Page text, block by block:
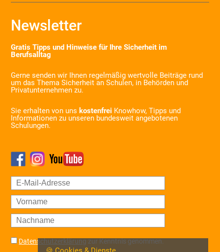
Newsletter
Gratis Tipps und Hinweise für Ihre Sicherheit im
Berufsalltag
Gerne senden wir Ihnen regelmäßig wertvolle Beiträge rund
um das Thema Sicherheit an Schulen, in Behörden und
Privatunternehmen zu.
Sie erhalten von uns kostenfrei Knowhow, Tipps und
Informationen zu unseren bundesweit angebotenen
Schulungen.
Datenschutzerklärung zur Kenntnis genommen.